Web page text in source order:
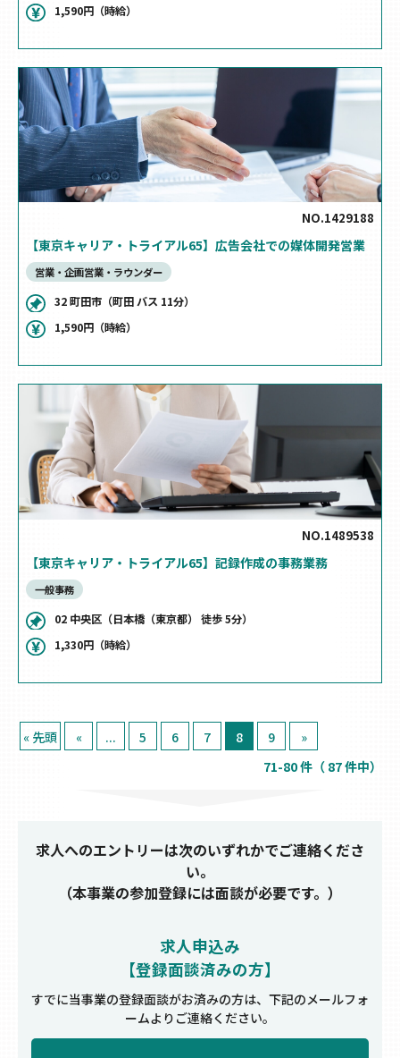
1,590円（時給）
NO.1429188
【東京キャリア・トライアル65】広告会社での媒体開発営業
営業・企画営業・ラウンダー
32 町田市（町田 バス 11分）
1,590円（時給）
NO. 1489538
【東京キャリア・トライアル65】記録作成の事務業務
一般事務
02 中央区（日本橋（東京都） 徒歩 5分）
1,330円（時給）
« 先頭 « ... 5 6 7 8 9
»
71-80 件（ 87 件中）
求人へのエントリーは次のいずれかでご連絡くださ
い。
（本事業の参加登録には面談が必要です。）
求人申込み
【登録面談済みの方】
すでに当事業の登録面談がお済みの方は、 下記のメールフォ
ームよりご連絡ください。